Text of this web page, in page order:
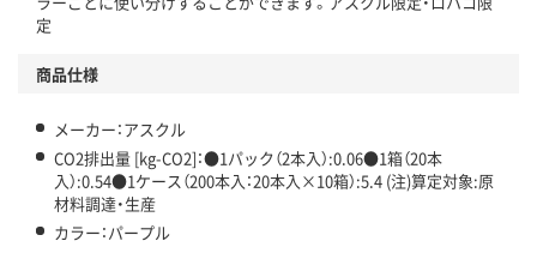
定
商品仕様
メーカー：アスクル
CO2排出量 [kg-CO2]：●1パック（2本入）:0.06●1箱（20本
入）:0.54●1ケース（200本入：20本入×10箱）:5.4 (注)算定対象:原
材料調達・生産
カラー：パープル